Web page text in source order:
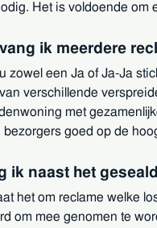
Het is voldoende om
ik meerdere
zowel een Ja of Ja-Ja
verschillende
met
bezorgers goed op de
ik naast het
het om reclame welke
om mee genomen te